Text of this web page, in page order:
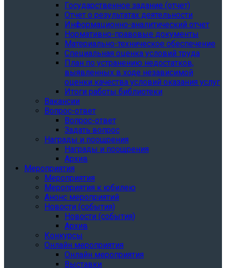
Государственное задание (отчет)
Отчет о результатах деятельности
Информационно-аналитический отчет
Нормативно-правовые документы
Материально-техническое обеспечение
Специальная оценка условий труда
План по устранению недостатков,
выявленных в ходе независимой
оценки качества условий оказания услуг
Итоги работы библиотеки
Вакансии
Вопрос-ответ
Вопрос-ответ
Задать вопрос
Награды и поощрения
Награды и поощрения
Архив
Мероприятия
Мероприятия
Мероприятия к юбилею
Анонс мероприятий
Новости (события)
Новости (события)
Архив
Конкурсы
Онлайн мероприятия
Онлайн мероприятия
Выставки